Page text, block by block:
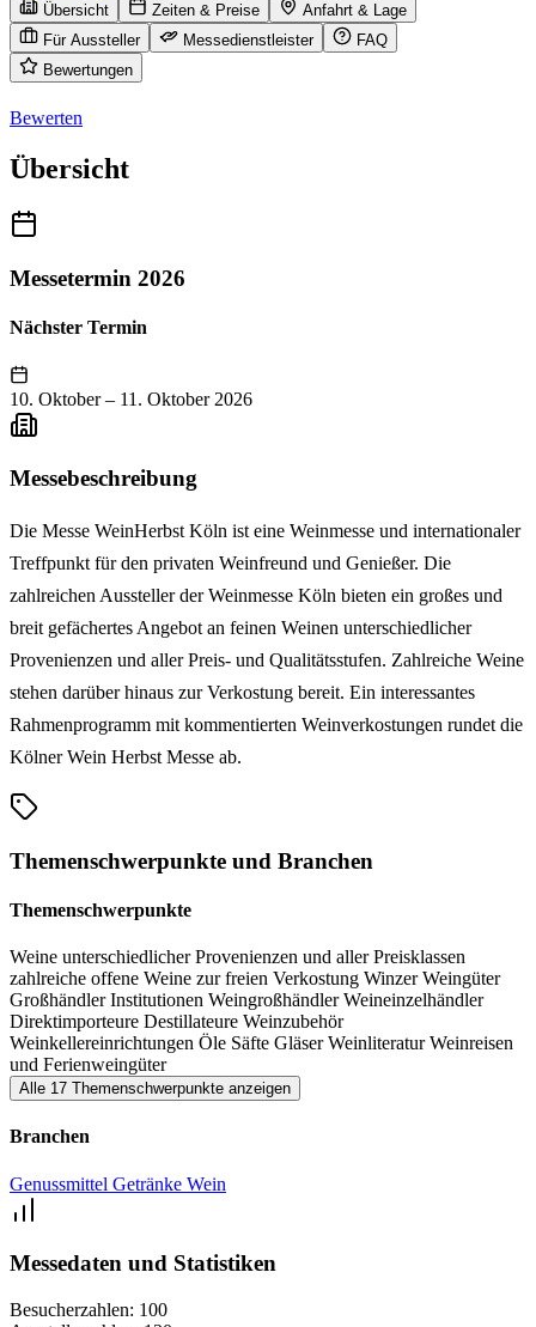
Übersicht Zeiten & Preise
Anfahrt & Lage
Für Aussteller
Messedienstleister
FAQ
Bewertungen
Bewerten
Übersicht
Messetermin 2026
Nächster Termin
10. Oktober – 11. Oktober 2026
Messebeschreibung
Die Messe WeinHerbst Köln ist eine Weinmesse und internationaler
Treffpunkt für den privaten Weinfreund und Genießer. Die
zahlreichen Aussteller der Weinmesse Köln bieten ein großes und
breit gefächertes Angebot an feinen Weinen unterschiedlicher
Provenienzen und aller Preis- und Qualitätsstufen. Zahlreiche Weine
stehen darüber hinaus zur Verkostung bereit. Ein interessantes
Rahmenprogramm mit kommentierten Weinverkostungen rundet die
Kölner Wein Herbst Messe ab.
Themenschwerpunkte und Branchen
Themenschwerpunkte
Weine unterschiedlicher Provenienzen und aller Preisklassen
zahlreiche offene Weine zur freien Verkostung WinzerWeingüter
GroßhändlerInstitutionen WeingroßhändlerWeineinzelhändler
Direktimporteure Destillateure Weinzubehör
Weinkellereinrichtungen Öle Säfte GläserWeinliteraturWeinreisen
und Ferienweingüter
Alle 17 Themenschwerpunkte anzeigen
Branchen
Genussmittel Getränke Wein
Messedaten und Statistiken
Besucherzahlen: 100